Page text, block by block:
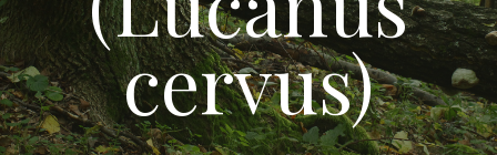
cervus)